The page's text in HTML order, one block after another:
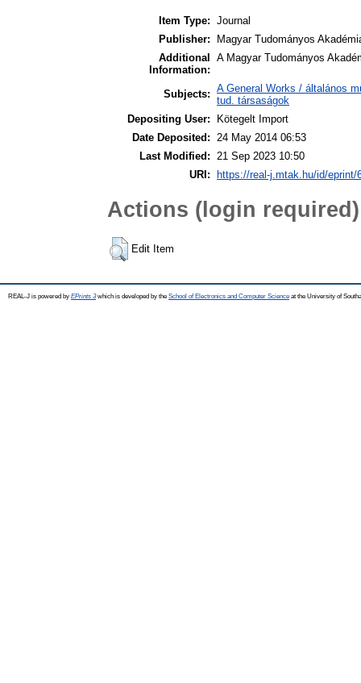
Item Type: Journal
Publisher:
Magyar Tudományos
Additional
Information:
A Magyar Tudományos
Subjects: A General Works / általános
tud. társaságok
Depositing User:
Kötegelt Import
Date Deposited:
24 May 2014 06:53
Last Modified:
21 Sep 2023 10:50
URI: https://real-j.mtak.hu/id/eprint/
Actions (login required)
Edit Item
REAL-J is powered by EPrints 3which is developed by the School of Electronics and Computer Science at the University of